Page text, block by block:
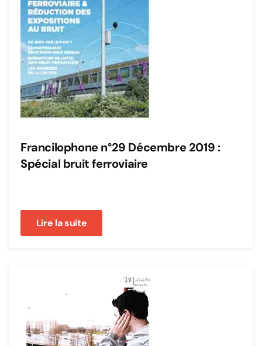
Francilophone n°29 Décembre 2019 :
Spécial bruit ferroviaire
Lire la suite